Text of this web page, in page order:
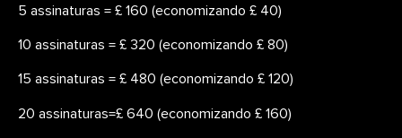
5 assinaturas = £ 160 (economizando £ 40)
10 assinaturas = £ 320 (economizando £ 80)
15 assinaturas = £ 480 (economizando £ 120)
20 assinaturas=£ 640 (economizando £ 160)